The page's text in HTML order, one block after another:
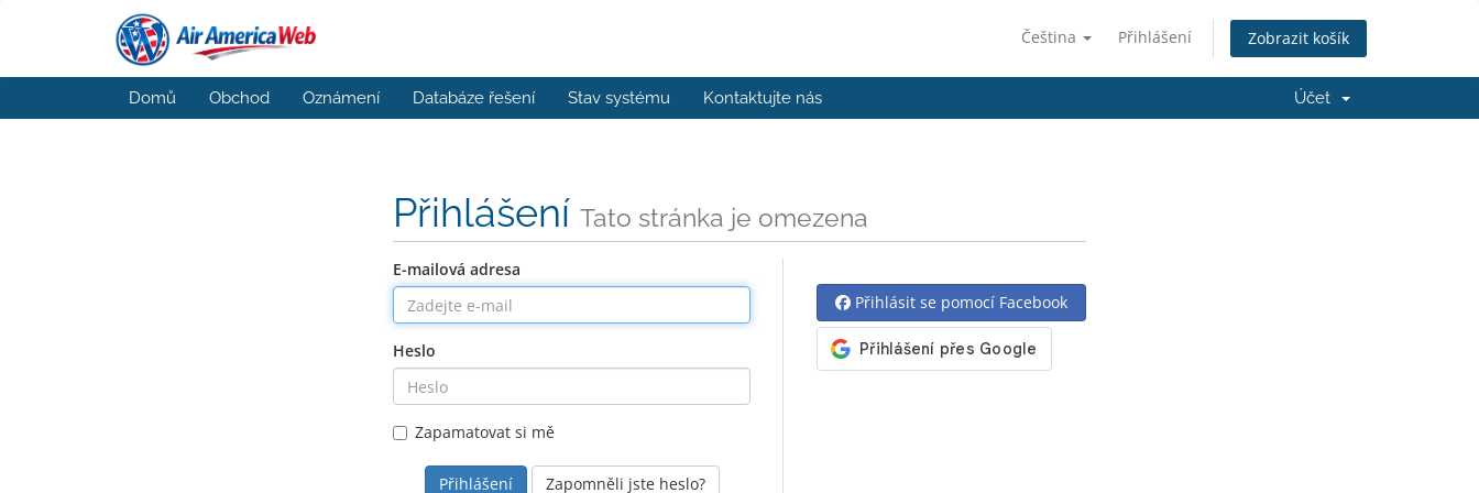
Čeština Přihlášení Zobrazit košík
Domů Obchod Oznámení Databáze řešení Stav systému Kontaktujte nás Účet
Přihlášení Tato stránka je omezena
E-mailová adresa
Heslo
Zapamatovat si mě
Zapomněli jste heslo?
Přihlásit se pomocí Facebook